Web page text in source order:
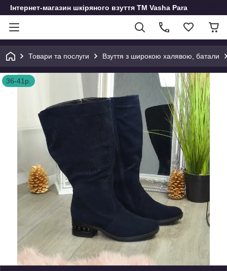
Інтернет-магазин шкіряного взуття ТМ Vasha Para
Товари та послуги Взуття з широкою халявою, батали
36-41р.